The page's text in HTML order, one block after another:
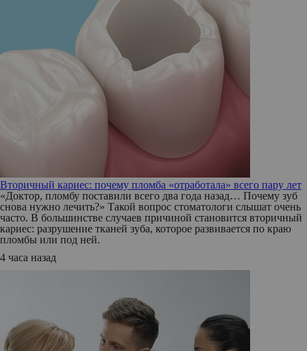
Вторичный кариес: почему пломба «отработала» всего пару лет
«Доктор, пломбу поставили всего два года назад… Почему зуб
снова нужно лечить?» Такой вопрос стоматологи слышат очень
часто. В большинстве случаев причиной становится вторичный
кариес: разрушение тканей зуба, которое развивается по краю
пломбы или под ней.
4 часа назад